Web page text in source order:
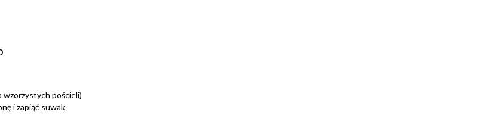
wzorzystych pościeli)
i zapiąć suwak